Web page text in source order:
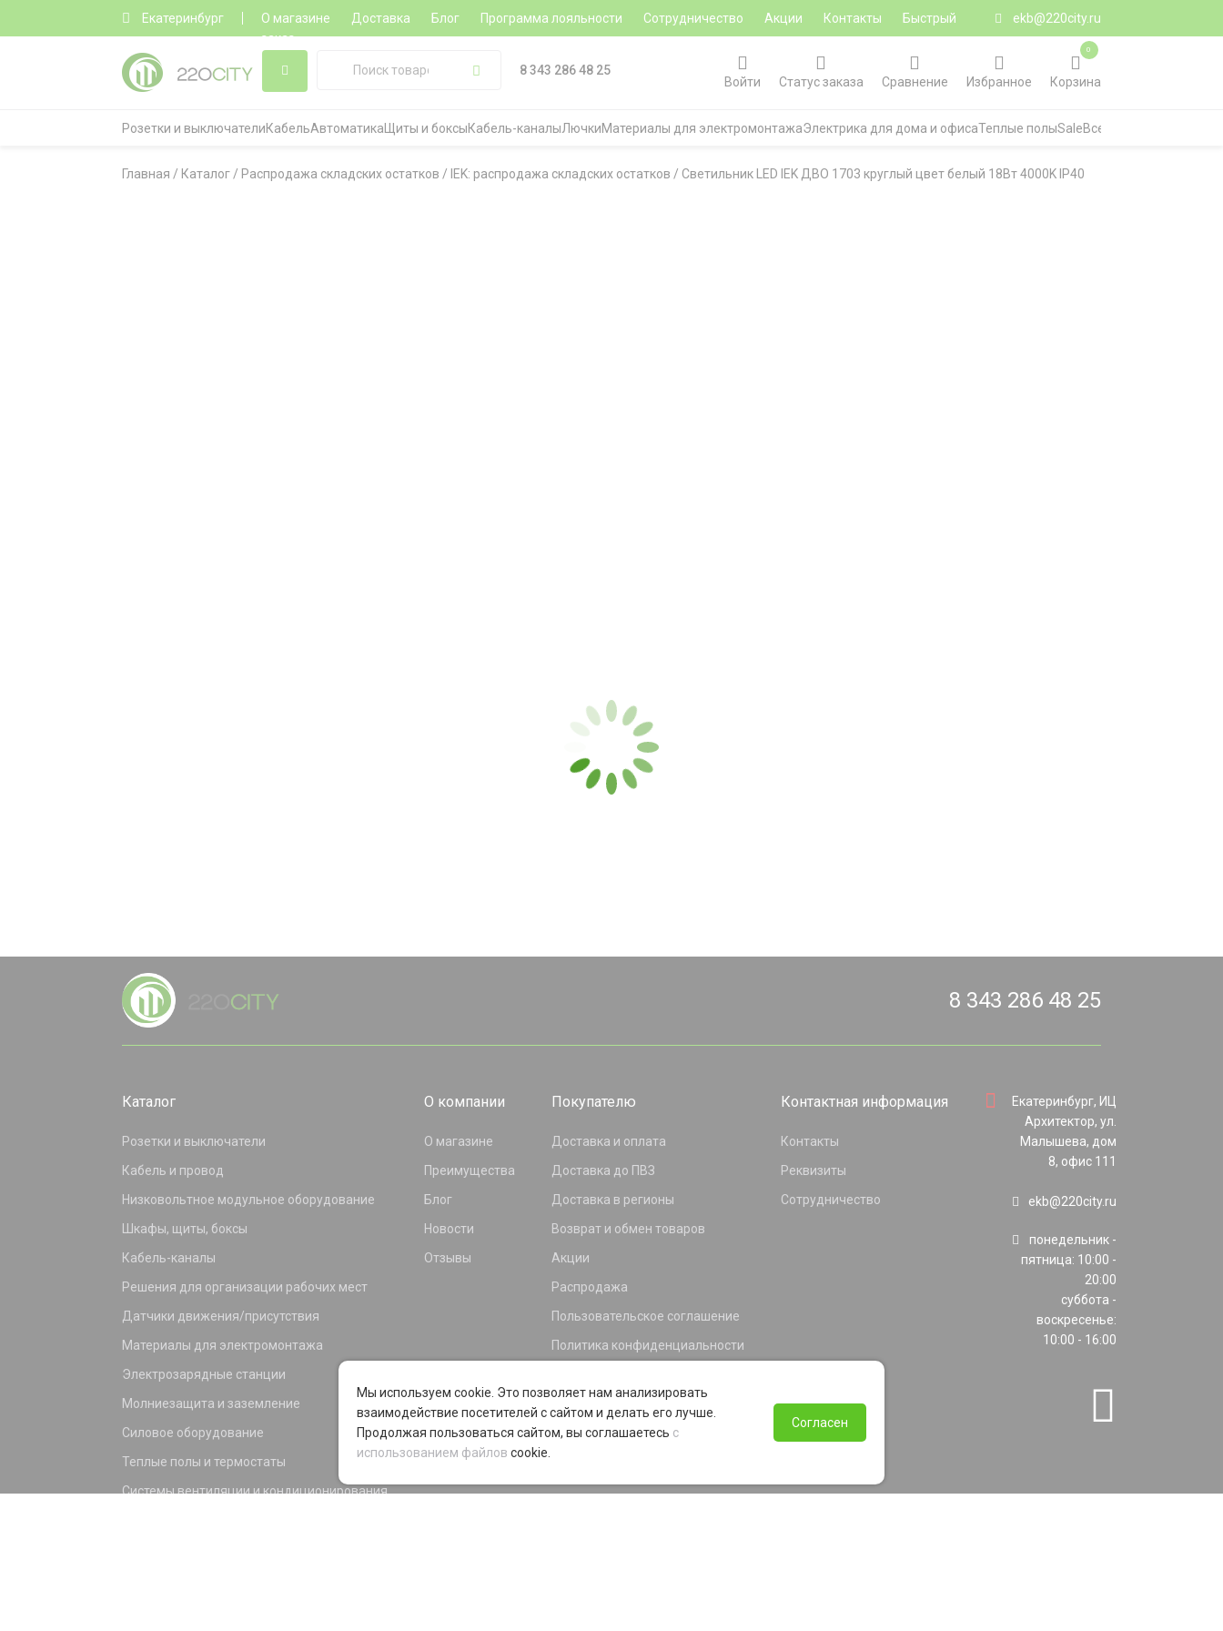
Екатеринбург О магазине Доставка Блог Программа лояльности Сотрудничество Акции Контакты
Быстрый
заказ
ekb@220city.ru
8 343 286 48 25
Войти
Статус заказа Сравнение Избранное Корзина
0
Розетки и выключателиКабельАвтоматика Щиты и боксыКабель-каналыЛючкиМатериалы для электромонтажаЭлектрика для дома и офисаТеплые полыSaleВсе категории
Главная / Каталог / Распродажа складских остатков / IEK: распродажа складских остатков / Светильник LED IEK ДВО 1703 круглый цвет белый 18Вт 4000K IP40
8 343 286 48 25
Каталог
Розетки и выключатели
Кабель и провод
Низковольтное модульное оборудование
Шкафы, щиты, боксы
Кабель-каналы
Решения для организации рабочих мест
Датчики движения/присутствия
Материалы для электромонтажа
Электрозарядные станции
Молниезащита и заземление
Силовое оборудование
Теплые полы и термостаты
Системы вентиляции и кондиционирования
О компании
О магазине
Преимущества
Блог
Новости
Отзывы
Покупателю
Доставка и оплата
Доставка до ПВЗ
Доставка в регионы
Возврат и обмен товаров
Акции
Распродажа
Пользовательское соглашение
Политика конфиденциальности
Программа лояльности
Контактная информация
Контакты
Реквизиты
Сотрудничество
Екатеринбург, ИЦ
Архитектор, ул.
Малышева, дом
8, офис 111
ekb@220city.ru
понедельник -
пятница: 10:00 -
20:00
суббота -
воскресенье:
10:00 - 16:00
Мы используем cookie. Это позволяет нам анализировать
взаимодействие посетителей с сайтом и делать его лучше.
Продолжая пользоваться сайтом, вы соглашаетесь с
использованием файлов cookie.
Согласен